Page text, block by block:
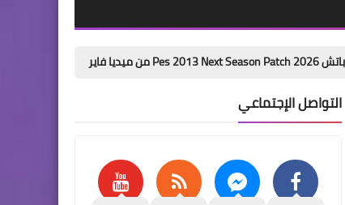
باتش تحويل بيس 6 الى بيس 2026 من ميديا فاير pes 6 next season patch 2026
التواصل الإجتماعي